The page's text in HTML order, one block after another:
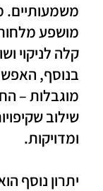
משמעותיים.
מושפע
קלה לניקוי
בנוסף,
מוגבלות –
שילוב
ומדויקות.
יתרון נוסף